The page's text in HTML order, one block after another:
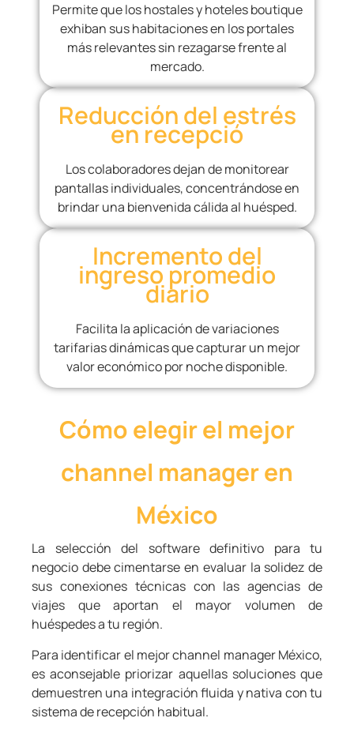
Permite que los hostales y hoteles boutique
exhiban sus habitaciones en los portales
más relevantes sin rezagarse frente al
mercado.
Reducción del estrés
en recepció
Los colaboradores dejan de monitorear
pantallas individuales, concentrándose en
brindar una bienvenida cálida al huésped.
Incremento del
ingreso promedio
diario
Facilita la aplicación de variaciones
tarifarias dinámicas que capturar un mejor
valor económico por noche disponible.
Cómo elegir el mejor
channel manager en
México
La selección del software definitivo para tu
negocio debe cimentarse en evaluar la solidez de
sus conexiones técnicas con las agencias de
viajes que aportan el mayor volumen de
huéspedes a tu región.
Para identificar el mejor channel manager México,
es aconsejable priorizar aquellas soluciones que
demuestren una integración fluida y nativa con tu
sistema de recepción habitual.